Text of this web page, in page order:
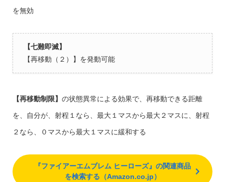
を無効
【七難即滅】
【再移動（２）】を発動可能
【再移動制限】 の状態異常による効果で、再移動できる距離
を、自分が、射程１なら、最大１マスから最大２マスに、射程
２なら、０マスから最大１マスに緩和する
『ファイアーエムブレム ヒーローズ』の関連商品
を検索する（Amazon.co.jp）